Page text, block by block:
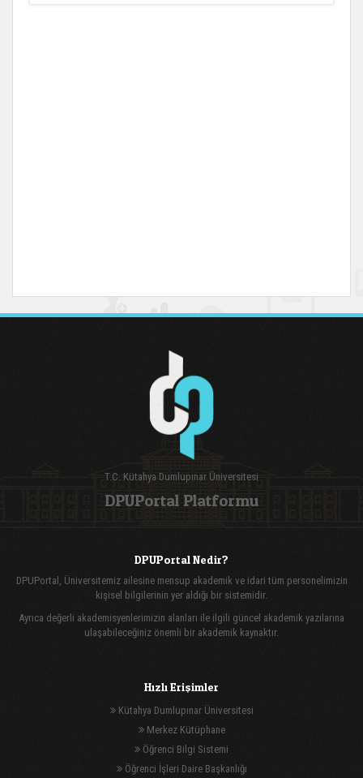
T.C. Kütahya Dumlupınar Üniversitesi
DPUPortal Platformu
DPUPortal Nedir?
DPUPortal, Üniversitemiz ailesine mensup akademik ve idari tüm personelimizin
kişisel bilgilerinin yer aldığı bir sistemidir.
Ayrıca değerli akademisyenlerimizin alanları ile ilgili güncel akademik yazılarına
ulaşabileceğiniz önemli bir akademik kaynaktır.
Hızlı Erişimler
Kütahya Dumlupınar Üniversitesi
Merkez Kütüphane
Öğrenci Bilgi Sistemi
Öğrenci İşleri Daire Başkanlığı